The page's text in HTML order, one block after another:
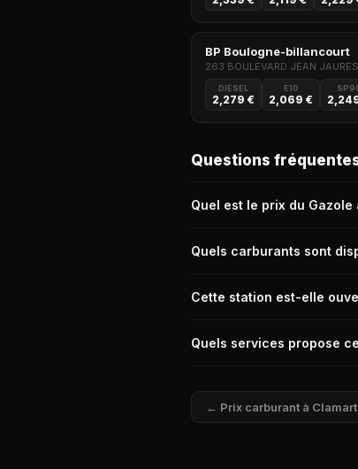
BP Boulogne-billancourt
263 BOULEVARD JEAN
DIESEL
2,279 €
E10
2,069 €
Questions
Quel est le prix du
Quels carburants sont
Cette station est-elle
Quels services propose
additivé, Lavage
← Prix carburant à Clamart